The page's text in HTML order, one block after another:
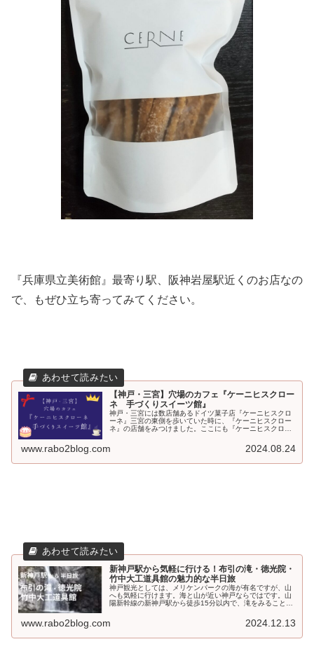
『兵庫県立美術館』最寄り駅、阪神岩屋駅近くのお店なの
で、もぜひ立ち寄ってみてください。
【神戸・三宮】穴場のカフェ『ケーニヒスクロー
ネ 手づくりスイーツ館』
神戸・三宮には数店舗あるドイツ菓子店『ケーニヒスクロ
ーネ』三宮の東側を歩いていた時に、『ケーニヒスクロー
ネ』の店舗をみつけました。ここにも『ケーニヒスクロー
www.rabo2blog.com 2024.08.24
新神戸駅から気軽に行ける！布引の滝・徳光院・
竹中大工道具館の魅力的な半日旅
神戸観光としては、メリケンパークの海が有名ですが、山
へも気軽に行けます。海と山が近い神戸ならではです。山
陽新幹線の新神戸駅から徒歩15分以内で、滝をみることが
www.rabo2blog.com 2024.12.13